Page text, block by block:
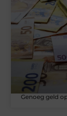
Genoeg geld